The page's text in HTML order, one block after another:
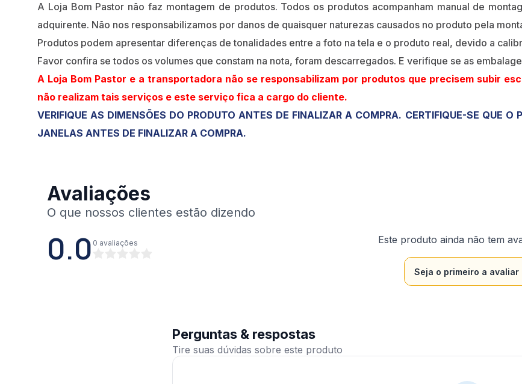
A Loja Bom Pastor não faz montagem de produtos. Todos os produtos acompanham manual de
adquirente. Não nos responsabilizamos por danos de quaisquer naturezas causados no produto pela
Produtos podem apresentar diferenças de tonalidades entre a foto na tela e o produto real, devido a
Favor confira se todos os volumes que constam na nota, foram descarregados. E verifique se as
A Loja Bom Pastor e a transportadora não se responsabilizam por produtos que precisem subir
não realizam tais serviços e este serviço fica a cargo do cliente.
VERIFIQUE AS DIMENSÕES DO PRODUTO ANTES DE FINALIZAR A COMPRA. CERTIFIQUE-SE QUE
JANELAS ANTES DE FINALIZAR A COMPRA.
Avaliações
0.0 0 avaliações Este produto ainda não tem
Seja o primeiro a avaliar
Perguntas & respostas